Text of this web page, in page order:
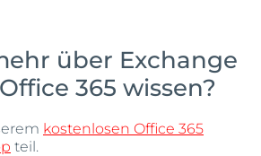
über Exchange
365 wissen?
kostenlosen Office 365
teil.